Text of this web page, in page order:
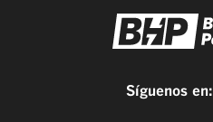
Síguenos en: